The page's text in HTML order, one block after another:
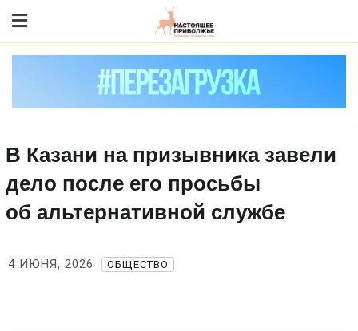
to content
В Казани на призывника завели
дело после его просьбы
об альтернативной службе
4 ИЮНЯ, 2026 ОБЩЕСТВО